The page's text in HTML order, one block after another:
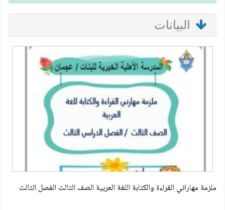
البيانات
ملزمة مهاراتي القراءة والكتابة اللغة العربية الصف الثالث الفصل الثالث